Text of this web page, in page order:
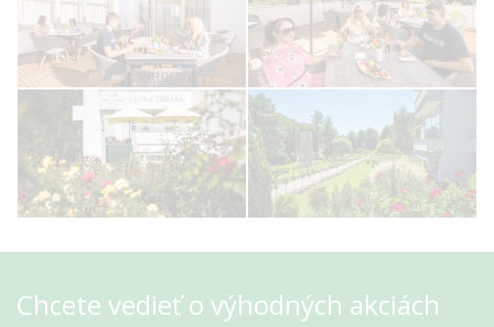
Chcete vedieť o výhodných akciách